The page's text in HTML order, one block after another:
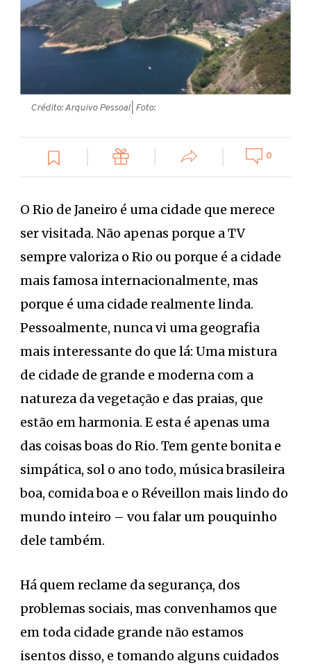
Crédito: Arquivo Pessoal | Foto:
0
O Rio de Janeiro é uma cidade que merece
ser visitada. Não apenas porque a TV
sempre valoriza o Rio ou porque é a cidade
mais famosa internacionalmente, mas
porque é uma cidade realmente linda.
Pessoalmente, nunca vi uma geografia
mais interessante do que lá: Uma mistura
de cidade de grande e moderna com a
natureza da vegetação e das praias, que
estão em harmonia. E esta é apenas uma
das coisas boas do Rio. Tem gente bonita e
simpática, sol o ano todo, música brasileira
boa, comida boa e o Réveillon mais lindo do
mundo inteiro – vou falar um pouquinho
dele também.
Há quem reclame da segurança, dos
problemas sociais, mas convenhamos que
em toda cidade grande não estamos
isentos disso, e tomando alguns cuidados